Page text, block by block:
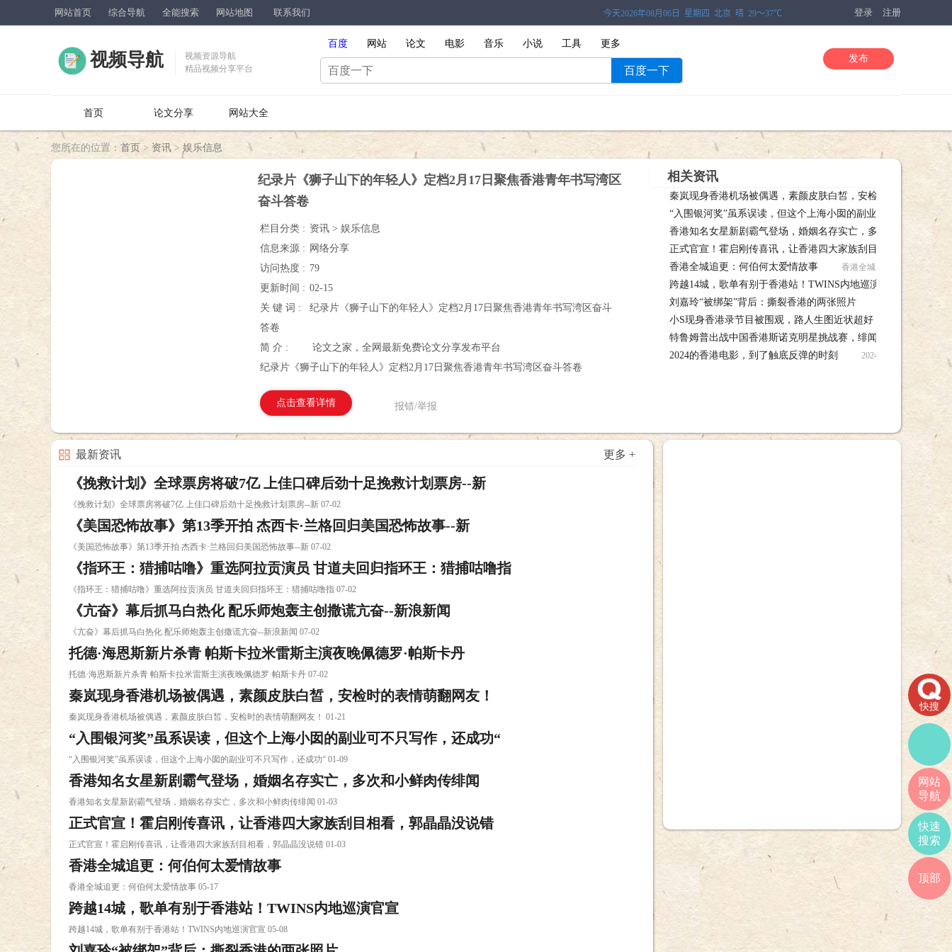
网站首页 综合导航 全能搜索 网站地图 联系我们 登录 注册
视频导航
视频资源导航
精品视频分享平台
百度 网站 论文 电影 音乐 小说 工具 更多
百度一下
发布
首页 论文分享 网站大全
您所在的位置： 首页 > 资讯 > 娱乐信息
纪录片《狮子山下的年轻人》定档2月17日聚焦香港青年书写湾区
奋斗答卷
栏目分类 : 资讯 > 娱乐信息
信息来源 : 网络分享
访问热度 : 79
更新时间 : 02-15
关 键 词 :
纪录片《狮子山下的年轻人》定档2月17日聚焦香港青年书写湾区奋斗
答卷
简 介 :
论文之家，全网最新免费论文分享发布平台
纪录片《狮子山下的年轻人》定档2月17日聚焦香港青年书写湾区奋斗答卷
点击查看详情 报错/举报
相关资讯
秦岚现身香港机场被偶遇，素颜皮肤白皙，安检时的表情萌翻网
友！ 01-21
“入围银河奖”虽系误读，但这个上海小囡的副业可不只写作，还
还成功“ 01-09
香港知名女星新剧霸气登场，婚姻名存实亡，多次和小鲜肉传绯
01-03
正式官宣！霍启刚传喜讯，让香港四大家族刮目相看，郭晶晶没
说错 01-03
香港全城追更：何伯何太爱情故事 香港全城追更：何伯何太爱
跨越14城，歌单有别于香港站！TWINS内地巡演官宣
刘嘉玲“被绑架”背后：撕裂香港的两张照片 刘嘉玲“被绑架”背
小S现身香港录节目被围观，路人生图近状超好，笑靥如花心情
佳 04-14
特鲁姆普出战中国香港斯诺克明星挑战赛，绯闻女友马晓晴现场
观战 03-27
2024的香港电影，到了触底反弹的时刻 2024的香港电影，到了
最新资讯 更多 +
《挽救计划》全球票房将破7亿 上佳口碑后劲十足挽救计划票房--新
《挽救计划》全球票房将破7亿 上佳口碑后劲十足挽救计划票房--新 07-02
《美国恐怖故事》第13季开拍 杰西卡·兰格回归美国恐怖故事--新
《美国恐怖故事》第13季开拍 杰西卡·兰格回归美国恐怖故事--新 07-02
《指环王：猎捕咕噜》重选阿拉贡演员 甘道夫回归指环王：猎捕咕噜指
《指环王：猎捕咕噜》重选阿拉贡演员 甘道夫回归指环王：猎捕咕噜指 07-02
《亢奋》幕后抓马白热化 配乐师炮轰主创撒谎亢奋--新浪新闻
《亢奋》幕后抓马白热化 配乐师炮轰主创撒谎亢奋--新浪新闻 07-02
托德·海恩斯新片杀青 帕斯卡拉米雷斯主演夜晚佩德罗·帕斯卡丹
托德·海恩斯新片杀青 帕斯卡拉米雷斯主演夜晚佩德罗·帕斯卡丹 07-02
秦岚现身香港机场被偶遇，素颜皮肤白皙，安检时的表情萌翻网友！
秦岚现身香港机场被偶遇，素颜皮肤白皙，安检时的表情萌翻网友！ 01-21
“入围银河奖”虽系误读，但这个上海小囡的副业可不只写作，还成功“
“入围银河奖”虽系误读，但这个上海小囡的副业可不只写作，还成功“ 01-09
香港知名女星新剧霸气登场，婚姻名存实亡，多次和小鲜肉传绯闻
香港知名女星新剧霸气登场，婚姻名存实亡，多次和小鲜肉传绯闻 01-03
正式官宣！霍启刚传喜讯，让香港四大家族刮目相看，郭晶晶没说错
正式官宣！霍启刚传喜讯，让香港四大家族刮目相看，郭晶晶没说错 01-03
香港全城追更：何伯何太爱情故事
香港全城追更：何伯何太爱情故事 05-17
跨越14城，歌单有别于香港站！TWINS内地巡演官宣
跨越14城，歌单有别于香港站！TWINS内地巡演官宣 05-08
快搜
网站
导航
快速
搜索
顶部